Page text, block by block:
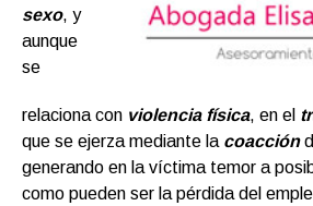
sexo, y
aunque
se
relaciona con violencia física, en el
que se ejerza mediante la coacción
generando en la víctima temor a
como pueden ser la pérdida del